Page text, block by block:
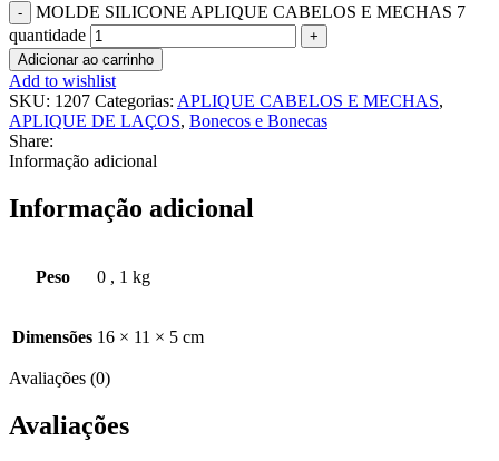
MOLDE SILICONE APLIQUE CABELOS E MECHAS 7
quantidade
Adicionar ao carrinho
Add to wishlist
SKU: 1207 Categorias: APLIQUE CABELOS E MECHAS,
APLIQUE DE LAÇOS, Bonecos e Bonecas
Share:
Informação adicional
Informação adicional
Peso 0 , 1 kg
Dimensões 16 × 11 × 5 cm
Avaliações (0)
Avaliações